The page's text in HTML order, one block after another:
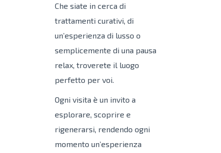
Che siate in cerca di
trattamenti curativi, di
un’esperienza di lusso o
semplicemente di una pausa
relax, troverete il luogo
perfetto per voi.
Ogni visita è un invito a
esplorare, scoprire e
rigenerarsi, rendendo ogni
momento un’esperienza